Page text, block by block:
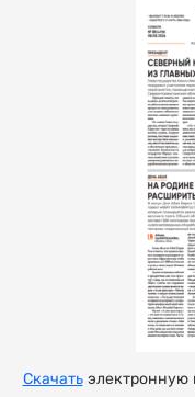
Скачатьэлектронную